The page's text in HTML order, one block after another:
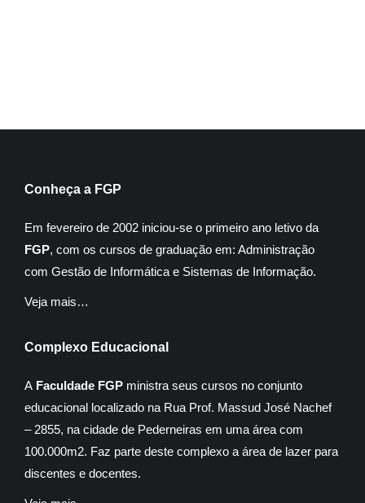
Conheça a FGP
Em fevereiro de 2002 iniciou-se o primeiro ano letivo da
FGP, com os cursos de graduação em: Administração
com Gestão de Informática e Sistemas de Informação.
Veja mais…
Complexo Educacional
A Faculdade FGP ministra seus cursos no conjunto
educacional localizado na Rua Prof. Massud José Nachef
– 2855, na cidade de Pederneiras em uma área com
100.000m2. Faz parte deste complexo a área de lazer para
discentes e docentes.